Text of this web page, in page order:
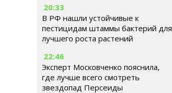
20:33
В РФ нашли устойчивые к
пестицидам штаммы бактерий для
лучшего роста растений
22:46
Эксперт Московченко пояснила,
где лучше всего смотреть
звездопад Персеиды